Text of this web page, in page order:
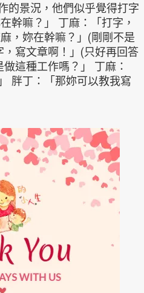
的景況，他們似乎覺得打字
幹嘛？」 丁麻：「打字，
，妳在幹嘛？」(剛剛不是
寫文章啊！」(只好再回答
這種工作嗎？」 丁麻：
胖丁：「那妳可以教我寫